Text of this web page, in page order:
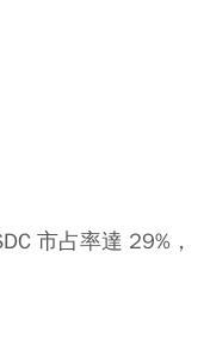
市占率達 29%，